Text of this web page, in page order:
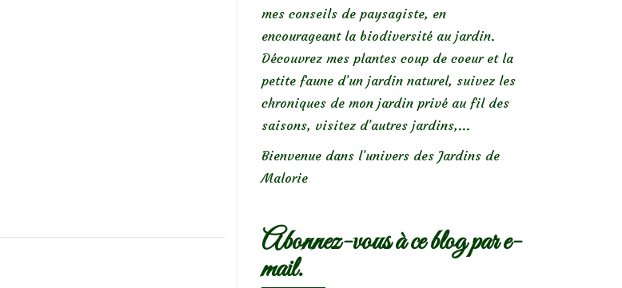
mes conseils de paysagiste, en
encourageant la biodiversité au jardin.
Découvrez mes plantes coup de coeur et la
petite faune d’un jardin naturel, suivez les
chroniques de mon jardin privé au fil des
saisons, visitez d’autres jardins,...
Bienvenue dans l’univers des Jardins de
Malorie
Abonnez-vous à ce blog par e-
mail.